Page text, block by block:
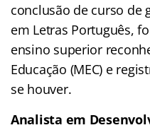
conclusão de curso de
em Letras Português,
ensino superior
Educação (MEC) e
se houver.
Analista em